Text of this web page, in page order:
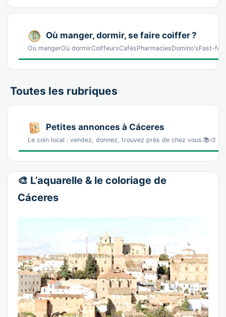
Où manger, dormir, se faire coiffer ?
Où mangerOù dormirCoiffeursCafésPharmaciesDomino'sFast-
Toutes les rubriques
Petites annonces à Cáceres
Le coin local : vendez, donnez, trouvez près de chez vous.📚🎨
🎨 L’aquarelle & le coloriage de
Cáceres